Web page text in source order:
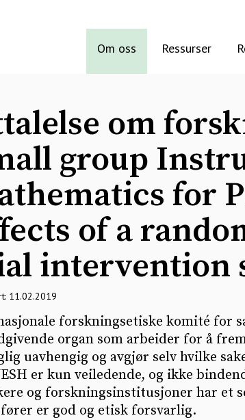
Om oss Ressurser
om
group
for
of a
intervention
11.02.2019
forskningsetiske komité for
organ som arbeider for å
uavhengig og avgjør selv hvilke
er kun veiledende, og ikke
og forskningsinstitusjoner har et
er god og etisk forsvarlig.